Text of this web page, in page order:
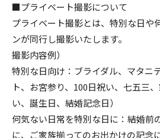
■プライベート撮影について
プライベート撮影とは、特別な日や
ンが同行し撮影いたします。
撮影内容例）
特別な日向け：ブライダル、マタニ
ト、お宮参り、100日祝い、七五三
い、誕生日、結婚記念日）
何気ない日常を特別な日に：結婚前
に、ご家族揃ってのお出かけの記念